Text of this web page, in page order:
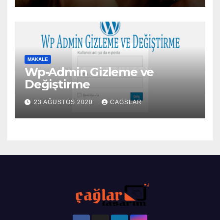
MAKALE
Wp-Admin Gizleme ve
Değiştirme
23 AĞUSTOS 2020 CAGSLAR